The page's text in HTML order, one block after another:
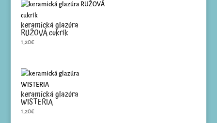
keramická glazúra
RUŽOVÁ cukrík
1,20€
keramická glazúra
WISTERIA
1,20€